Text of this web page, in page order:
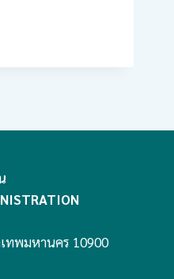
ทพมหานคร 10900